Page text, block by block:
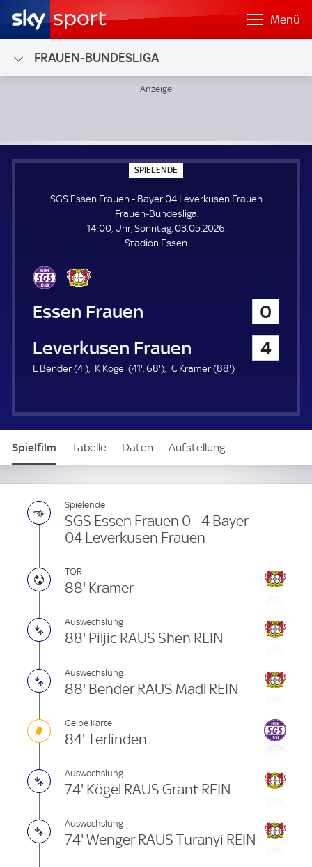
Menü
FRAUEN-BUNDESLIGA
SPIELENDE
P
E
N
E
SGS Essen Frauen - Bayer 04 Leverkusen Frauen.
Frauen-Bundesliga.
14:00, Uhr, Sonntag, 03.05.2026.
Stadion Essen.
SGS Essen Frauen
0
Bayer 04 Leverkusen Frauen
4
L Bender (4'4
t
e
) K Kögel (41' 4
u
t
,68'6
t
) C Kramer (88'8
t
)
Spielfilm Tabelle Daten Aufstellung
Live
Spielende
SGS Essen Frauen 0 - 4 Bayer
04 Leverkusen Frauen
TOR
88' Kramer
Auswechslung
88' Piljic RAUS Shen REIN
Auswechslung
88' Bender RAUS Mädl REIN
Gelbe Karte
84' Terlinden
Auswechslung
74' Kögel RAUS Grant REIN
Auswechslung
74' Wenger RAUS Turanyi REIN